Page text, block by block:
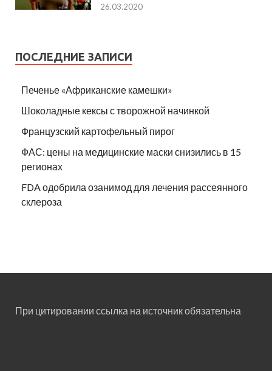
26.03.2020
ПОСЛЕДНИЕ ЗАПИСИ
Печенье «Африканские камешки»
Шоколадные кексы с творожной начинкой
Французский картофельный пирог
ФАС: цены на медицинские маски снизились в 15
регионах
FDA одобрила озанимод для лечения рассеянного
склероза
При цитировании ссылка на источник обязательна